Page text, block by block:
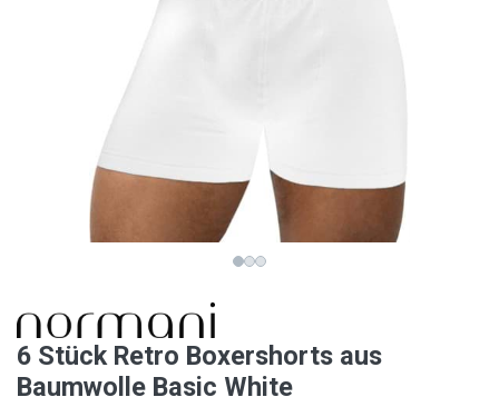
6 Stück Retro Boxershorts aus
Baumwolle Basic White